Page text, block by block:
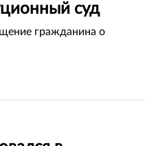
суд
гражданина о